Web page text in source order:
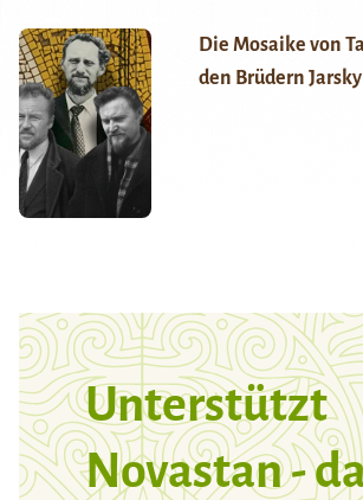
Die Mosaike von
den Brüdern
Unterstützt
Novastan -